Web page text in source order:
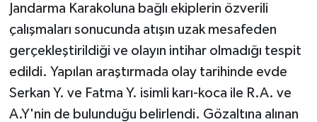
Jandarma Karakoluna bağlı ekiplerin özverili
çalışmaları sonucunda atışın uzak mesafeden
gerçekleştirildiği ve olayın intihar olmadığı tespit
edildi. Yapılan araştırmada olay tarihinde evde
Serkan Y. ve Fatma Y. isimli karı-koca ile R.A. ve
A.Y'nin de bulunduğu belirlendi. Gözaltına alınan